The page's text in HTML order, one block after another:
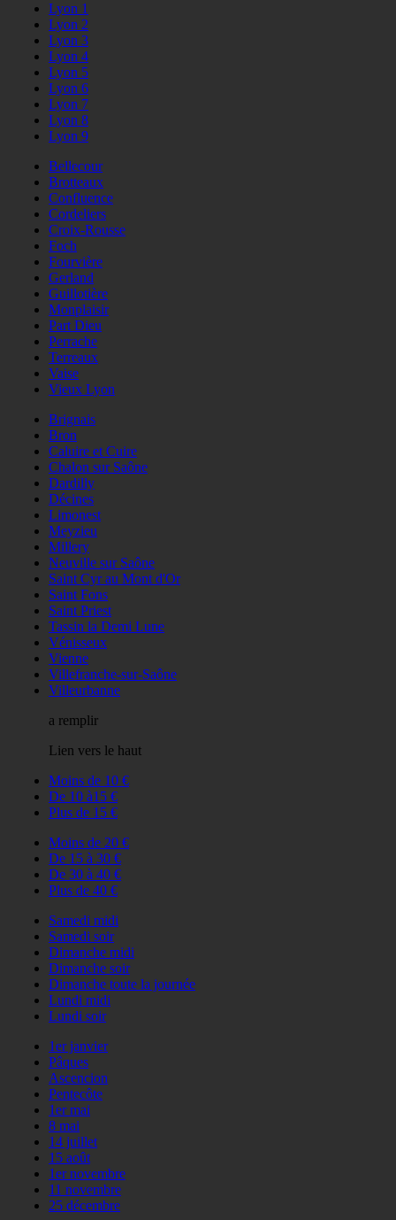
Lyon 1
Lyon 2
Lyon 3
Lyon 4
Lyon 5
Lyon 6
Lyon 7
Lyon 8
Lyon 9
Bellecour
Brotteaux
Confluence
Cordeliers
Croix-Rousse
Foch
Fourvière
Gerland
Guillotière
Monplaisir
Part Dieu
Perrache
Terreaux
Vaise
Vieux Lyon
Brignais
Bron
Caluire et Cuire
Chalon sur Saône
Dardilly
Décines
Limonest
Meyzieu
Millery
Neuville sur Saône
Saint Cyr au Mont d'Or
Saint Fons
Saint Priest
Tassin la Demi Lune
Vénisseux
Vienne
Villefranche-sur-Saône
Villeurbanne
a remplir
Lien vers le haut
Moins de 10 €
De 10 à15 €
Plus de 15 €
Moins de 20 €
De 15 à 30 €
De 30 à 40 €
Plus de 40 €
Samedi midi
Samedi soir
Dimanche midi
Dimanche soir
Dimanche toute la journée
Lundi midi
Lundi soir
1er janvier
Pâques
Ascencion
Pentecôte
1er mai
8 mai
14 juillet
15 août
1er novembre
11 novembre
25 décembre